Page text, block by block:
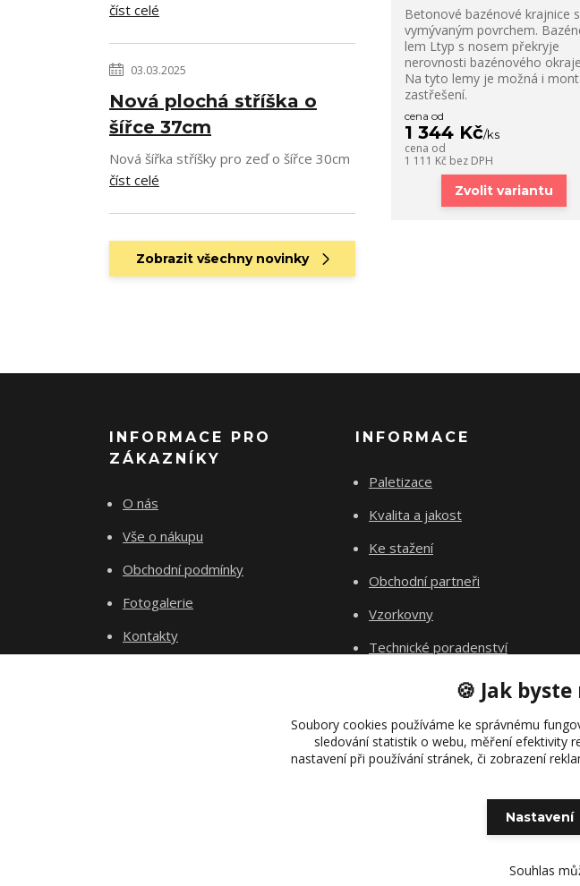
Betonové bazénové krajnice s
vymývaným povrchem.
lem Ltyp s nosem překryje
nerovnosti bazénového
Na tyto lemy je možná i
zastřešení.
cena od
1 344 Kč/ks
cena od
1 111 Kč bez DPH
Zvolit variantu
číst celé
03.03.2025
Nová plochá stříška o
šířce 37cm
Nová šířka stříšky pro zeď o šířce 30cm
číst celé
Zobrazit všechny novinky
INFORMACE PRO
ZÁKAZNÍKY
O nás
Vše o nákupu
Obchodní podmínky
Fotogalerie
Kontakty
INFORMACE
Paletizace
Kvalita a jakost
Ke stažení
Obchodní partneři
Vzorkovny
Technické poradenství
Vytvořeno
🍪 Jak
Soubory cookies používáme ke správnému
sledování statistik o webu, měření efektivity
nastavení při používání stránek, či zobrazení
Nastavení
Souhlas